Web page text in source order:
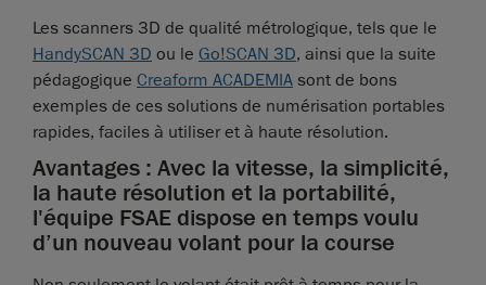
Les scanners 3D de qualité métrologique, tels que le
HandySCAN 3D ou le Go!SCAN 3D, ainsi que la suite
pédagogique Creaform ACADEMIA sont de bons
exemples de ces solutions de numérisation portables
rapides, faciles à utiliser et à haute résolution.
Avantages : Avec la vitesse, la simplicité,
la haute résolution et la portabilité,
l'équipe FSAE dispose en temps voulu
d’un nouveau volant pour la course